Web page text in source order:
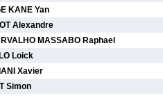
KANE Yan
Alexandre
MASSABO Raphael
Loick
Xavier
Simon